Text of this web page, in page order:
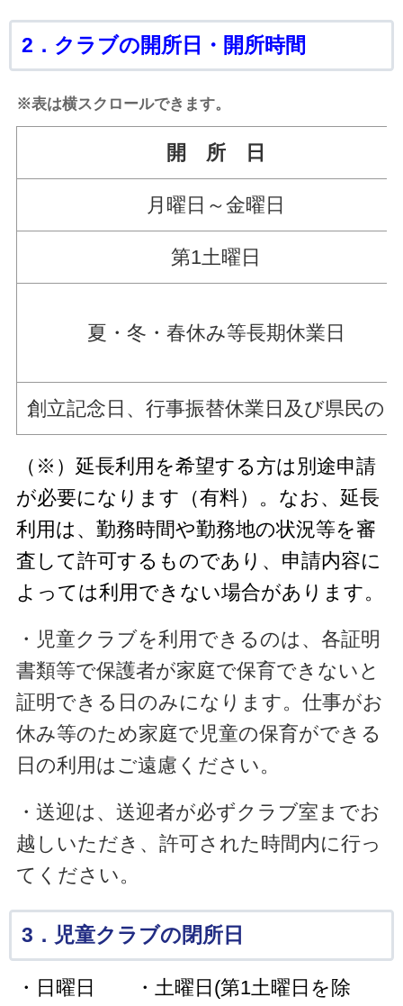
2．クラブの開所日・開所時間
※表は横スクロールできます。
開 所 日
月曜日～金曜日
第1土曜日
夏・冬・春休み等長期休業日
創立記念日、行事振替休業日及び県民の
（※）延長利用を希望する方は別途申請
が必要になります（有料）。なお、延長
利用は、勤務時間や勤務地の状況等を審
査して許可するものであり、申請内容に
よっては利用できない場合があります。
・児童クラブを利用できるのは、各証明
書類等で保護者が家庭で保育できないと
証明できる日のみになります。仕事がお
休み等のため家庭で児童の保育ができる
日の利用はご遠慮ください。
・送迎は、送迎者が必ずクラブ室までお
越しいただき、許可された時間内に行っ
てください。
3．児童クラブの閉所日
・日曜日 ・土曜日(第1土曜日を除